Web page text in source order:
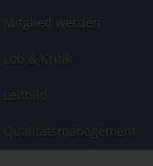
Mitglied werden
Lob & Kritik
Leitbild
Qualitätsmanagement